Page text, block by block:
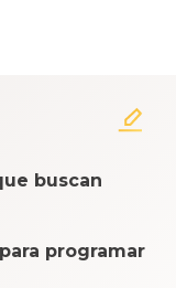
buscan
programar